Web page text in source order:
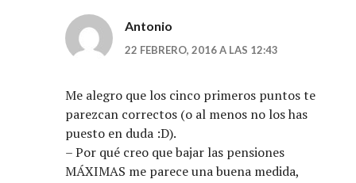
Antonio
22 FEBRERO, 2016 A LAS 12:43
Me alegro que los cinco primeros puntos te
parezcan correctos (o al menos no los has
puesto en duda :D).
– Por qué creo que bajar las pensiones
MÁXIMAS me parece una buena medida,